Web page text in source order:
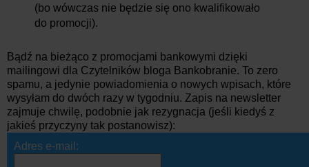
(bo wówczas nie będzie się ono kwalifikowało
do promocji).
Bądź na bieżąco z promocjami bankowymi dzięki
mailingowi dla Czytelników bloga Bankobranie. To zero
spamu, a jedynie powiadomienia o nowych wpisach, które
wysyłam do dwóch razy w tygodniu. Zapis na newsletter
zajmuje chwilę, podobnie jak rezygnacja (jeśli kiedyś z
jakieś przyczyny tak postanowisz):
Adres e-mail: